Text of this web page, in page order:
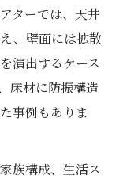
ターでは、天井
、壁面には拡散
演出するケース
床材に防振構造
事例もありま
族構成、生活ス